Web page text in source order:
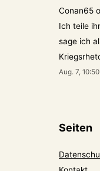
Conan65
Ich teile
sage ich
Aug. 7, 10:50
Seiten